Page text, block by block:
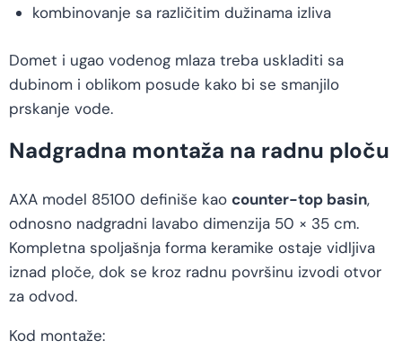
kombinovanje sa različitim dužinama izliva
Domet i ugao vodenog mlaza treba uskladiti sa
dubinom i oblikom posude kako bi se smanjilo
prskanje vode.
Nadgradna montaža na radnu ploču
AXA model 85100 definiše kao counter-top basin,
odnosno nadgradni lavabo dimenzija 50 × 35 cm.
Kompletna spoljašnja forma keramike ostaje vidljiva
iznad ploče, dok se kroz radnu površinu izvodi otvor
za odvod.
Kod montaže: